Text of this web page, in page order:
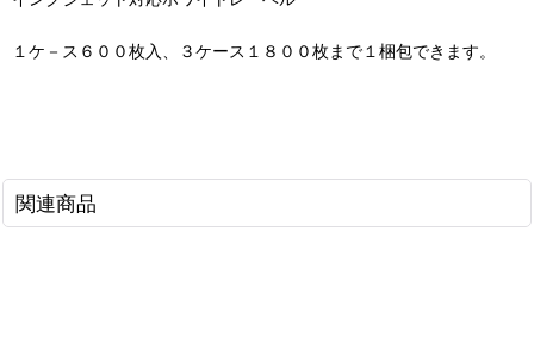
１ケ－ス６００枚入、３ケース１８００枚まで１梱包できます。
関連商品